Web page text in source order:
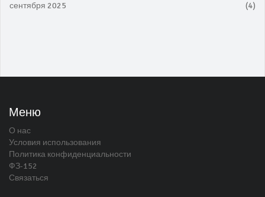
сентября 2025 (4)
Меню
О нас
Условия использования
Политика конфиденциальности
ФЗ-152
Связаться